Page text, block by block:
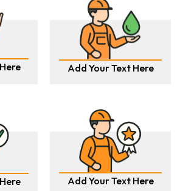
Add Your Text Here
Add Your Text Here